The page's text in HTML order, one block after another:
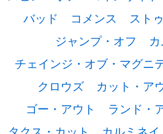
バッド
コメンス
スト
ジャンプ・オフ
チェインジ・オブ・マグニ
クロウズ
カット・ア
ゴー・アウト
ランド・